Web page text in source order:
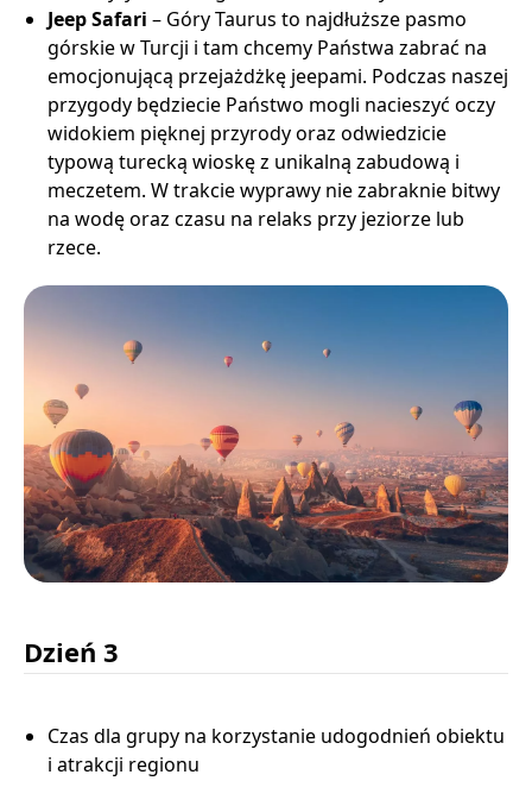
Jeep Safari – Góry Taurus to najdłuższe pasmo
górskie w Turcji i tam chcemy Państwa zabrać na
emocjonującą przejażdżkę jeepami. Podczas naszej
przygody będziecie Państwo mogli nacieszyć oczy
widokiem pięknej przyrody oraz odwiedzicie
typową turecką wioskę z unikalną zabudową i
meczetem. W trakcie wyprawy nie zabraknie bitwy
na wodę oraz czasu na relaks przy jeziorze lub
rzece.
Dzień 3
Czas dla grupy na korzystanie udogodnień obiektu
i atrakcji regionu